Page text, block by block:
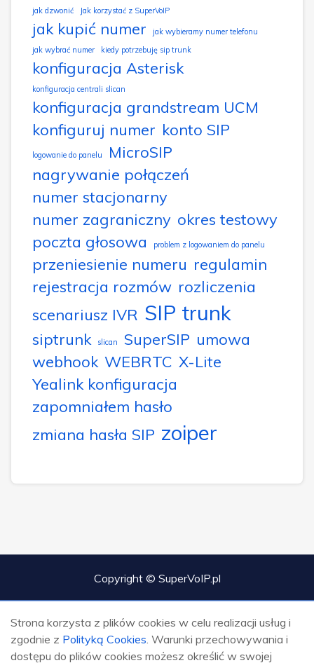
jak dzwonić Jak korzystać z SuperVoIP
jak kupić numer
jak wybieramy numer telefonu
jak wybrać numer
kiedy potrzebuję sip trunk
konfiguracja Asterisk
konfiguracja centrali slican
konfiguracja grandstream UCM
konfiguruj numer konto SIP
logowanie do panelu
MicroSIP
nagrywanie połączeń
numer stacjonarny
numer zagraniczny okres testowy
poczta głosowa
problem z logowaniem do panelu
przeniesienie numeru regulamin
rejestracja rozmów rozliczenia
scenariusz IVR SIP trunk
siptrunk slican SuperSIP umowa
webhook WEBRTC X-Lite
Yealink konfiguracja
zapomniałem hasło
zmiana hasła SIP zoiper
Copyright © SuperVoIP.pl
Strona korzysta z plików cookies w celu realizacji usług i
zgodnie z Polityką Cookies. Warunki przechowywania i
dostępu do plików cookies możesz określić w swojej